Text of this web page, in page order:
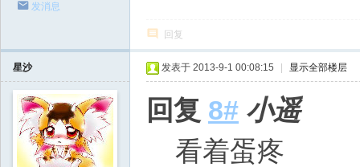
发消息
回复
星沙 发表于 2013-9-1 00:08:15 显示全部楼层
回复 8# 小遥
看着蛋疼